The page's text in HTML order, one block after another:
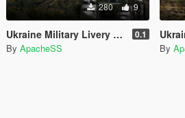
280 9
Ukraine Military Livery Pack (Aviation) 0.1
By ApacheSS By